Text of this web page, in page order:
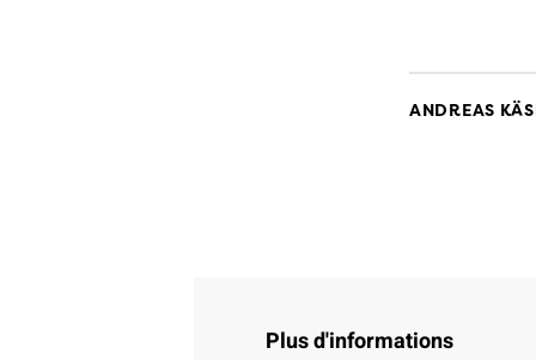
ANDREAS
Plus d'informations